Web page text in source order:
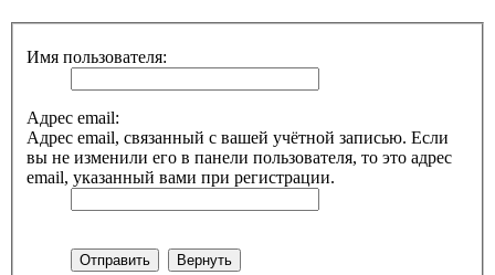
Имя пользователя:
Адрес email:
Адрес email, связанный с вашей учётной записью. Если
вы не изменили его в панели пользователя, то это адрес
email, указанный вами при регистрации.